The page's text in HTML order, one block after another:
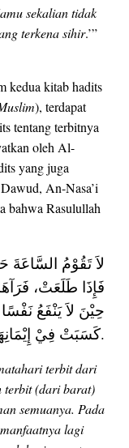
sekalian tidak
terkena sihir.’”
kedua kitab hadits
), terdapat
tentang terbitnya
oleh Al-
yang juga
An-Nasa’i
bahwa Rasulullah
لاَ تَقُوْمُ
فَإِذَا طَلَعَتْ،
حِيْنَ لاَ يَنْفَعُ
كَسَبَتْ فِيْ إِيْمَانِهَا خَيْرًا.
terbit dari
terbit (dari barat)
semuanya. Pada
lagi